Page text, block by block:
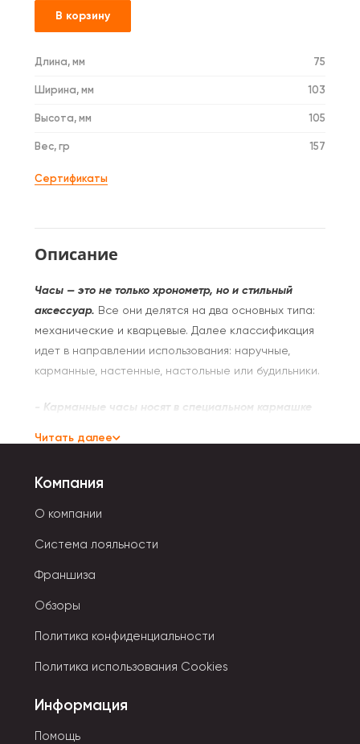
В корзину
Длина, мм 75
Ширина, мм 103
Высота, мм 105
Вес, гр 157
Сертификаты
Описание
Часы — это не только хронометр, но и стильный
аксессуар. Все они делятся на два основных типа:
механические и кварцевые. Далее классификация
идет в направлении использования: наручные,
карманные, настенные, настольные или будильники.
- Карманные часы носят в специальном кармашке
цепочкой. Часы-кулон с цепочкой принято носить
дизайна.
характеристик:противоударные,
т.д. Корпус часов может быть выполнен из латуни,
пластмассы, нержавеющей стали, титана. Стекла
плексигласа и сапплекса.
комбинированного типа. Они играют разными
Читать далее
Компания
О компании
Система лояльности
Франшиза
Обзоры
Политика конфиденциальности
Политика использования Cookies
Информация
Помощь